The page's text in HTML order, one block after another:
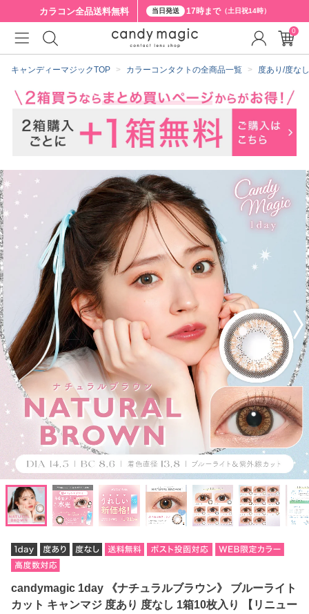
カラコン全品送料無料 当日発送 17時まで（土日祝14時）
キャンディーマジックTOP カラーコンタクトの全商品一覧 度あり/度な
candymagic 1day 《ナチュラルブラウン》 ブルーライト
カット キャンマジ 度あり 度なし 1箱10枚入り 【リニュー
0
クーポン詳細